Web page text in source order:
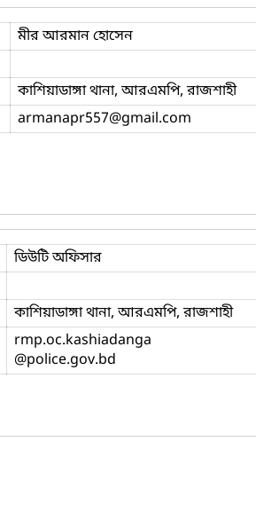
মীর আরমান হোসেন
কাশিয়াডাঙ্গা থানা, আরএমপি, রাজশাহী
armanapr557@gmail.com
ডিউটি অফিসার
কাশিয়াডাঙ্গা থানা, আরএমপি, রাজশাহী
rmp.oc.kashiadanga
@police.gov.bd